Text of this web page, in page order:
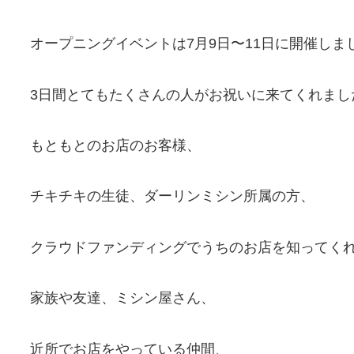
オープニングイベントは7月9日〜11日に開催しま
3日間とてもたくさんの人がお祝いに来てくれまし
もともとのお店のお客様、
チキチキの生徒、ダーリンミシン所属の方、
クラウドファンディングでうちのお店を知ってくれ
家族や友達、ミシン屋さん、
近所でお店をやっている仲間、